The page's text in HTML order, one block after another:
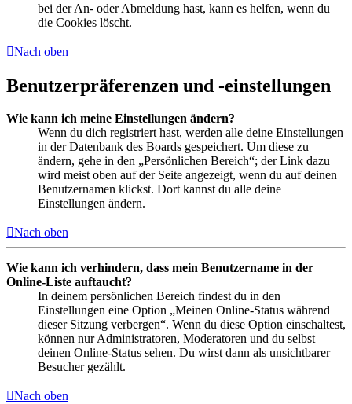
bei der An- oder Abmeldung hast, kann es helfen, wenn du
die Cookies löscht.
Nach oben
Benutzerpräferenzen und -einstellungen
Wie kann ich meine Einstellungen ändern?
Wenn du dich registriert hast, werden alle deine Einstellungen
in der Datenbank des Boards gespeichert. Um diese zu
ändern, gehe in den „Persönlichen Bereich“; der Link dazu
wird meist oben auf der Seite angezeigt, wenn du auf deinen
Benutzernamen klickst. Dort kannst du alle deine
Einstellungen ändern.
Nach oben
Wie kann ich verhindern, dass mein Benutzername in der
Online-Liste auftaucht?
In deinem persönlichen Bereich findest du in den
Einstellungen eine Option „Meinen Online-Status während
dieser Sitzung verbergen“. Wenn du diese Option einschaltest,
können nur Administratoren, Moderatoren und du selbst
deinen Online-Status sehen. Du wirst dann als unsichtbarer
Besucher gezählt.
Nach oben